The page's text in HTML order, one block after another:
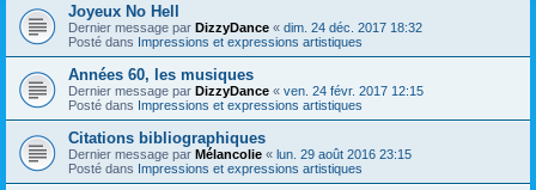
Joyeux No Hell
Dernier message par DizzyDance « dim. 24 déc. 2017 18:32
Posté dans Impressions et expressions artistiques
Années 60, les musiques
Dernier message par DizzyDance « ven. 24 févr. 2017 12:15
Posté dans Impressions et expressions artistiques
Citations bibliographiques
Dernier message par Mélancolie « lun. 29 août 2016 23:15
Posté dans Impressions et expressions artistiques